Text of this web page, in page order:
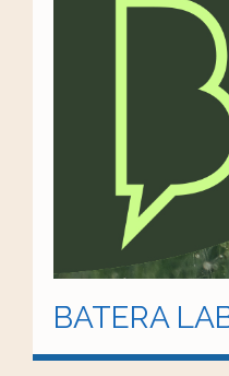
BATERA